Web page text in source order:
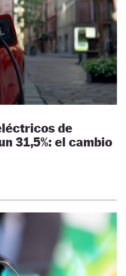
de
31,5%: el cambio